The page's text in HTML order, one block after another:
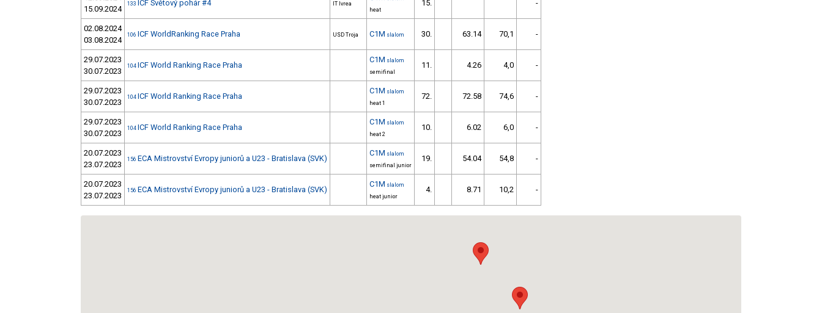
15.09.2024
133 ICF Světový pohár #4 IT Ivrea
heat
15. -
02.08.2024
03.08.2024
106 ICF WorldRanking Race Praha USD Troja C1M slalom 30. 63.14 70,1 -
29.07.2023
30.07.2023
104 ICF World Ranking Race Praha
C1M slalom
semifinal
11. 4.26 4,0 -
29.07.2023
30.07.2023
104 ICF World Ranking Race Praha
C1M slalom
heat 1
72. 72.58 74,6 -
29.07.2023
30.07.2023
104 ICF World Ranking Race Praha
C1M slalom
heat 2
10. 6.02 6,0 -
20.07.2023
23.07.2023
156 ECA Mistrovství Evropy juniorů a U23 - Bratislava (SVK)
C1M slalom
semifinal junior
19. 54.04 54,8 -
20.07.2023
23.07.2023
156 ECA Mistrovství Evropy juniorů a U23 - Bratislava (SVK)
C1M slalom
heat junior
4. 8.71 10,2 -